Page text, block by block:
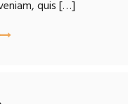
quis […]